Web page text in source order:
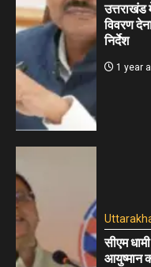
उत्तराखंड
विवरण
निर्देश
1 year
सीएम
आयुष्मान